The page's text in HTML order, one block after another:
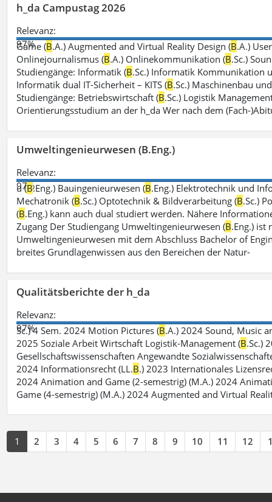
h_da Campustag 2026
Relevanz:
97%
Game (B.A.) Augmented and Virtual Reality Design (B.A.)
Onlinejournalismus (B.A.) Onlinekommunikation (B.Sc.)
Studiengänge: Informatik (B.Sc.) Informatik Kommunikation
Informatik dual IT-Sicherheit – KITS (B.Sc.) Maschinenbau
Studiengänge: Betriebswirtschaft (B.Sc.) Logistik
Orientierungsstudium an der h_da Wer nach dem (Fach-
Umweltingenieurwesen (B.Eng.)
Relevanz:
97%
u (B.Eng.) Bauingenieurwesen (B.Eng.) Elektrotechnik und
Mechatronik (B.Sc.) Optotechnik & Bildverarbeitung (B.Sc.)
(B.Eng.) kann auch dual studiert werden. Nähere
Zugang Der Studiengang Umweltingenieurwesen (B.Eng.) ist
Umweltingenieurwesen mit dem Abschluss Bachelor of
breites Grundlagenwissen aus den Bereichen der Natur-
Qualitätsberichte der h_da
Relevanz:
97%
Sc.) 4 Sem. 2024 Motion Pictures (B.A.) 2024 Sound, Music
2025 Soziale Arbeit Wirtschaft Logistik-Management (B.Sc.)
Gesellschaftswissenschaften Angewandte
2024 Informationsrecht (LL.B.) 2023 Internationales
2024 Animation and Game (2-semestrig) (M.A.) 2024
Game (4-semestrig) (M.A.) 2024 Augmented and Virtual
1 2 3 4 5 6 7 8 9 10 11 12